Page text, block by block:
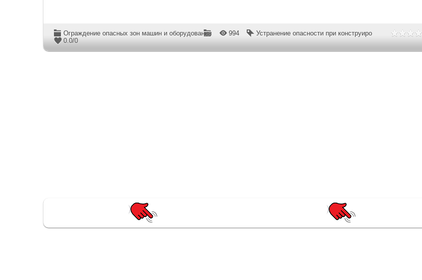
Ограждение опасных зон машин и оборудования 994
Устранение опасности при конструиро
0.0/0